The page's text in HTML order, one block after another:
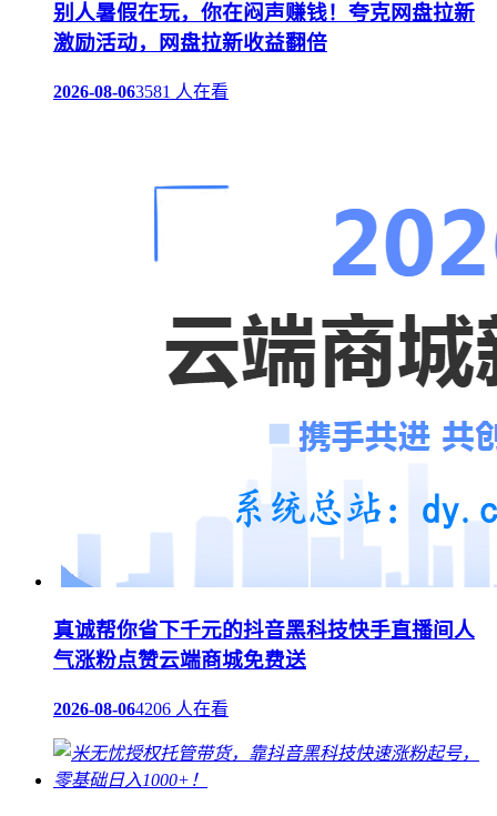
‌别人暑假在玩，你在闷声赚钱！夸克网盘拉新
激励活动，网盘拉新收益翻倍
2026-08-063581 人在看
真诚帮你省下千元的抖音黑科技快手直播间人
气涨粉点赞云端商城免费送
2026-08-064206 人在看